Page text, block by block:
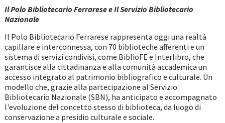
Il Polo Bibliotecario Ferrarese e Il Servizio Bibliotecario
Nazionale
Il Polo Bibliotecario Ferrarese rappresenta oggi una realtà
capillare e interconnessa, con 70 biblioteche afferenti e un
sistema di servizi condivisi, come BiblioFE e Interlibro, che
garantisce alla cittadinanza e alla comunità accademica un
accesso integrato al patrimonio bibliografico e culturale. Un
modello che, grazie alla partecipazione al Servizio
Bibliotecario Nazionale (SBN), ha anticipato e accompagnato
l'evoluzione del concetto stesso di biblioteca, da luogo di
conservazione a presidio culturale e sociale.